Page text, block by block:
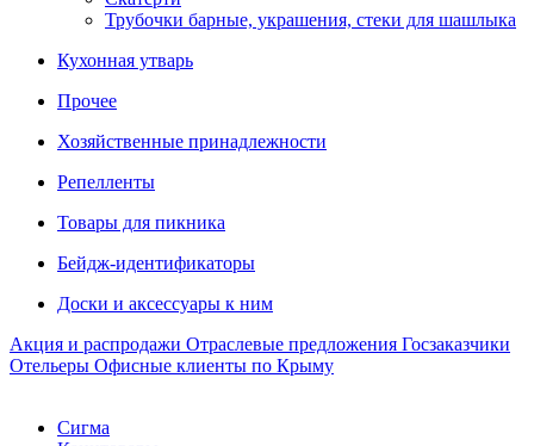
Трубочки барные, украшения, стеки для шашлыка
Кухонная утварь
Прочее
Хозяйственные принадлежности
Репелленты
Товары для пикника
Бейдж-идентификаторы
Доски и аксессуары к ним
Акция и распродажи Отраслевые предложения Госзаказчики
Отельеры Офисные клиенты по Крыму
Сигма